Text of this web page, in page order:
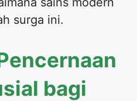
surga ini.
bagi